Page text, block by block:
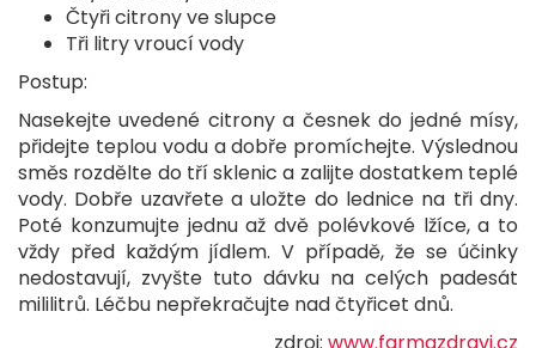
Čtyři citrony ve slupce
Tři litry vroucí vody
Postup:
Nasekejte uvedené citrony a česnek do jedné mísy,
přidejte teplou vodu a dobře promíchejte. Výslednou
směs rozdělte do tří sklenic a zalijte dostatkem teplé
vody. Dobře uzavřete a uložte do lednice na tři dny.
Poté konzumujte jednu až dvě polévkové lžíce, a to
vždy před každým jídlem. V případě, že se účinky
nedostavují, zvyšte tuto dávku na celých padesát
mililitrů. Léčbu nepřekračujte nad čtyřicet dnů.